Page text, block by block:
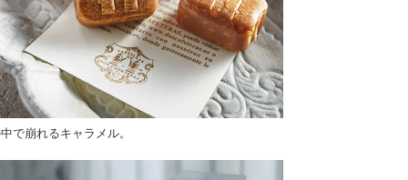
で崩れるキャラメル。